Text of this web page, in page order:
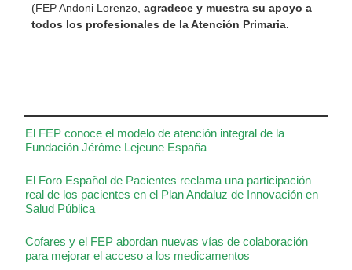
El FEP conoce el modelo de atención integral de la
Fundación Jérôme Lejeune España
El Foro Español de Pacientes reclama una participación
real de los pacientes en el Plan Andaluz de Innovación en
Salud Pública
Cofares y el FEP abordan nuevas vías de colaboración
para mejorar el acceso a los medicamentos
(FEP Andoni Lorenzo, agradece y muestra su apoyo a
todos los profesionales de la Atención Primaria.